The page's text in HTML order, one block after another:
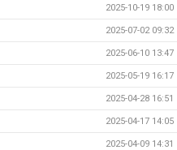
2025-10-19 18:00
2025-07-02 09:32
2025-06-10 13:47
2025-05-19 16:17
2025-04-28 16:51
2025-04-17 14:05
2025-04-09 14:31